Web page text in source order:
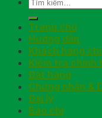
Trang chủ
Hướng dẫn
Khách hàng
Kiểm tra chính
Đặt hàng
Chứng nhận &
Đại lý
Báo chí